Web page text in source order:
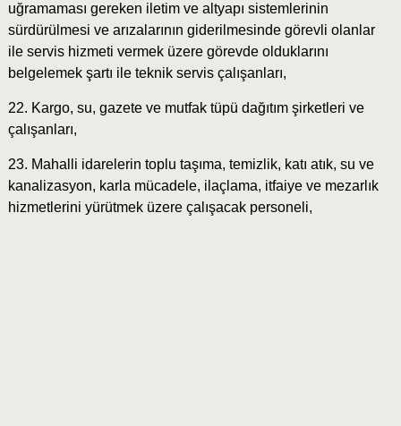
uğramaması gereken iletim ve altyapı sistemlerinin
sürdürülmesi ve arızalarının giderilmesinde görevli olanlar
ile servis hizmeti vermek üzere görevde olduklarını
belgelemek şartı ile teknik servis çalışanları,
22. Kargo, su, gazete ve mutfak tüpü dağıtım şirketleri ve
çalışanları,
23. Mahalli idarelerin toplu taşıma, temizlik, katı atık, su ve
kanalizasyon, karla mücadele, ilaçlama, itfaiye ve mezarlık
hizmetlerini yürütmek üzere çalışacak personeli,